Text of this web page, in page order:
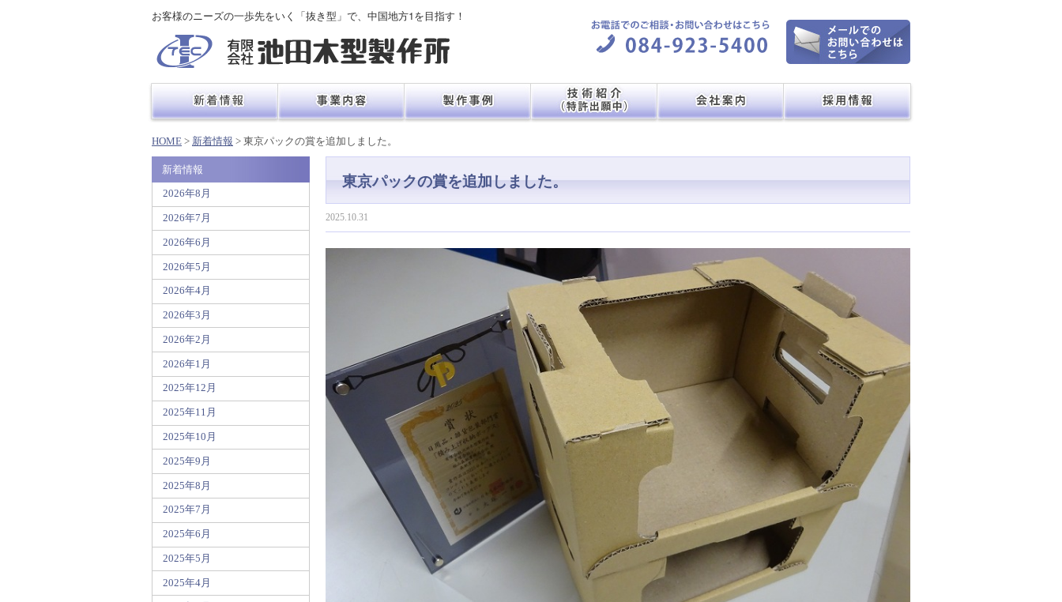
お客様のニーズの一歩先をいく「抜き型」で、中国地方1を目指す！
HOME > 新着情報 > 東京パックの賞を追加しました。
東京パックの賞を追加しました。
2025.10.31
新着情報
2026年8月
2026年7月
2026年6月
2026年5月
2026年4月
2026年3月
2026年2月
2026年1月
2025年12月
2025年11月
2025年10月
2025年9月
2025年8月
2025年7月
2025年6月
2025年5月
2025年4月